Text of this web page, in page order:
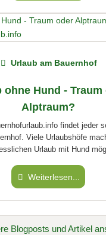
ohne Hund - Traum
Alptraum?
Urlaub am Bauernhof
findet jeder
Viele Urlaubshöfe
Urlaub mit Hund
Weiterlesen...
Blogposts und Artikel